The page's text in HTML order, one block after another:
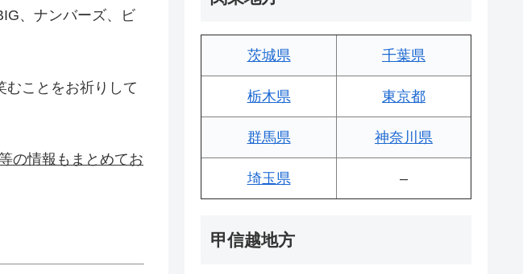
、ナンバーズ、ビ
むことをお祈りして
の情報もまとめてお
茨城県 千葉県
栃木県 東京都
群馬県 神奈川県
埼玉県 –
甲信越地方